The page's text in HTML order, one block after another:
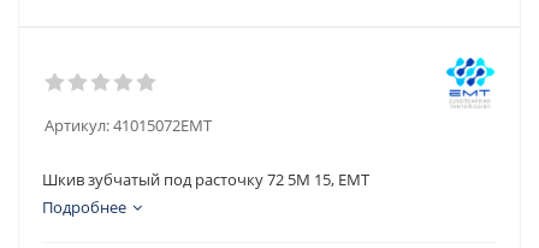
Артикул:41015072EMT
Шкив зубчатый под расточку 72 5M 15, EMT
Подробнее